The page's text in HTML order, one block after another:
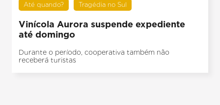
Até quando? Tragédia no Sul
Vinícola Aurora suspende expediente
até domingo
Durante o período, cooperativa também não
receberá turistas